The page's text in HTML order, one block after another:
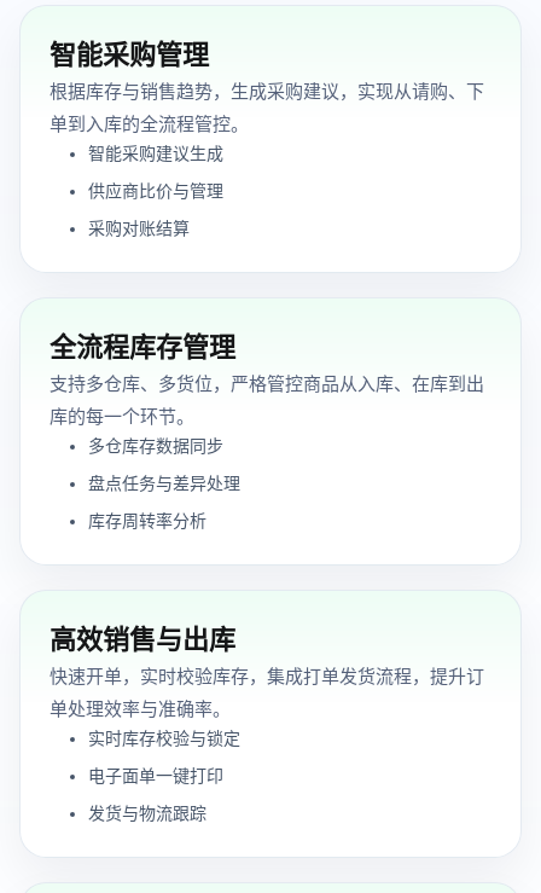
智能采购管理
根据库存与销售趋势，生成采购建议，实现从请购、下
单到入库的全流程管控。
智能采购建议生成
供应商比价与管理
采购对账结算
全流程库存管理
支持多仓库、多货位，严格管控商品从入库、在库到出
库的每一个环节。
多仓库存数据同步
盘点任务与差异处理
库存周转率分析
高效销售与出库
快速开单，实时校验库存，集成打单发货流程，提升订
单处理效率与准确率。
实时库存校验与锁定
电子面单一键打印
发货与物流跟踪